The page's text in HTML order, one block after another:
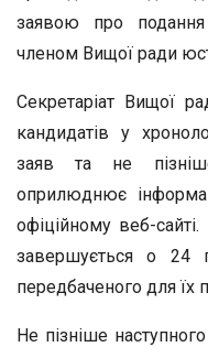
заявою про
членом Вищої ради
Секретаріат Вищої
кандидатів у
заяв та не
оприлюднює
офіційному веб-
завершується о 24
передбаченого для їх
Не пізніше